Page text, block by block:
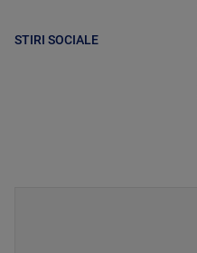
STIRI SOCIALE